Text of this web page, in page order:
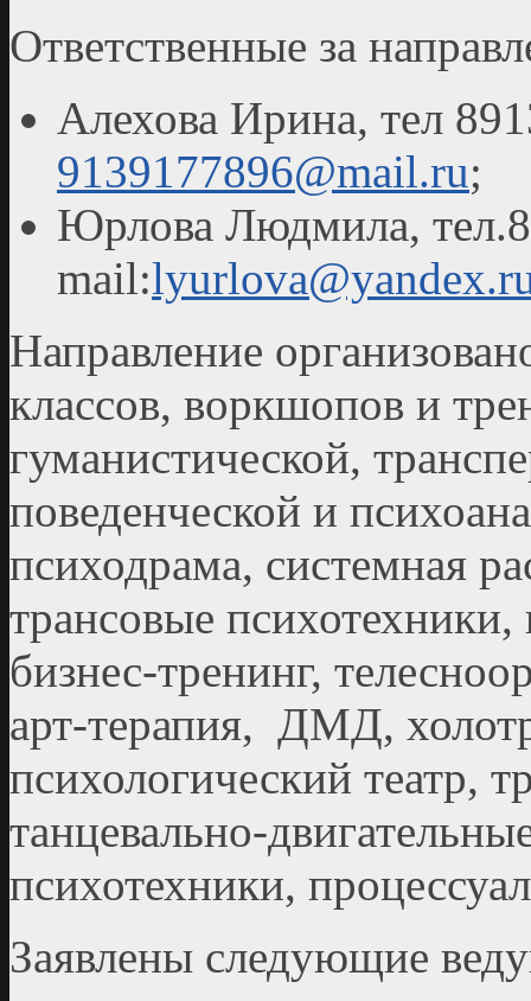
Ответственные за
Алехова Ирина, тел
9139177896@mail.ru;
Юрлова Людмила,
mail:
Направление
классов, воркшопов и
гуманистической,
поведенческой и
психодрама, системная
трансовые психотехники,
бизнес-тренинг,
арт-терапия, ДМД,
психологический театр,
танцевально-
психотехники,
Заявлены следующие